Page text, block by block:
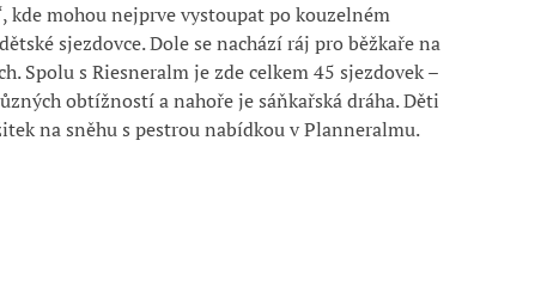
kde mohou nejprve vystoupat po kouzelném
sjezdovce.Dole se nachází ráj pro běžkařena
Spolu s Riesneralmje zde celkem45 sjezdovek –
obtížností a nahoře jesáňkařská dráha.Děti
na sněhu s pestrou nabídkou vPlanneralmu.